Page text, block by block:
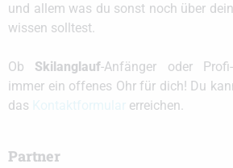
und allem was du sonst noch über
wissen solltest.
Ob Skilanglauf-Anfänger oder
immer ein offenes Ohr für dich! Du
das
erreichen.
Partner